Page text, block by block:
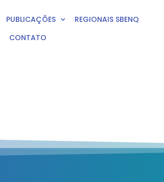
PUBLICAÇÕES
REGIONAIS SBENQ
CONTATO